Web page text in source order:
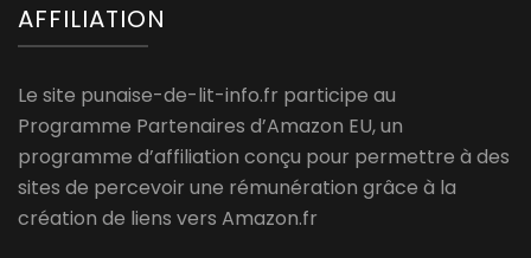
AFFILIATION
Le site punaise-de-lit-info.fr participe au
Programme Partenaires d’Amazon EU, un
programme d’affiliation conçu pour permettre à des
sites de percevoir une rémunération grâce à la
création de liens vers Amazon.fr